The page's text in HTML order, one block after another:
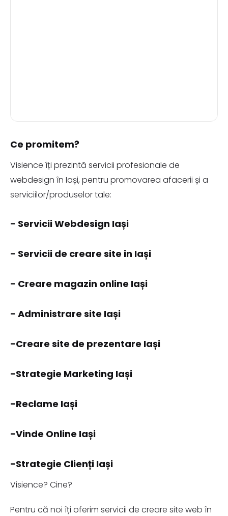
Ce promitem?
Visience îți prezintă servicii profesionale de
webdesign în Iași, pentru promovarea afacerii și a
serviciilor/produselor tale:
- Servicii Webdesign Iași
- Servicii de creare site in Iași
- Creare magazin online Iași
- Administrare site Iași
-Creare site de prezentare Iași
-Strategie Marketing Iași
-Reclame Iași
-Vinde Online Iași
-Strategie Clienți Iași
Visience? Cine?
Pentru că noi îți oferim servicii de creare site web în